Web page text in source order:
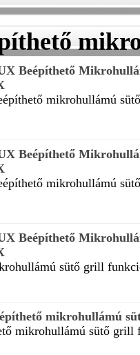
Beépíthető
mikrohullámú
Beépíthető
mikrohullámú
Beépíthető
sütő grill
mikrohullámú
mikrohullámú sütő grill